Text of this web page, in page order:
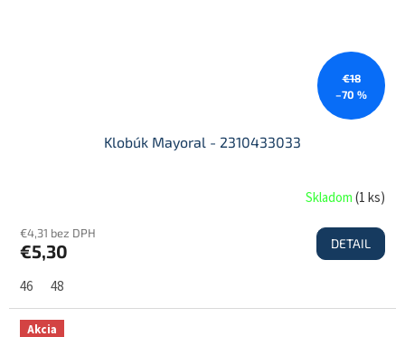
€18
–70 %
Klobúk Mayoral - 2310433033
Skladom(1 ks)
€4,31 bez DPH
€5,30 DETAIL
46 48
Akcia